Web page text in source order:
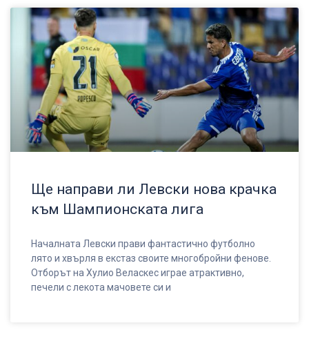
Ще направи ли Левски нова крачка
към Шампионската лига
Началната Левски прави фантастично футболно
лято и хвърля в екстаз своите многобройни фенове.
Отборът на Хулио Веласкес играе атрактивно,
печели с лекота мачовете си и